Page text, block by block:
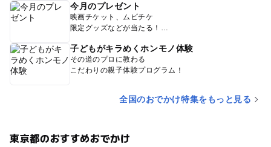
今月のプレゼント
映画チケット、ムビチケ
限定グッズなどが当たる！
子どもがキラめくホンモノ体験
その道のプロに教わる
こだわりの親子体験プログラム！
全国のおでかけ特集をもっと見る
東京都のおすすめおでかけ